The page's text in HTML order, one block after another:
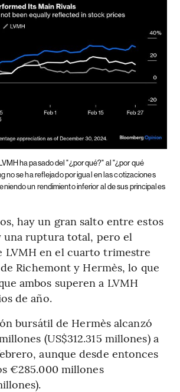
ha pasado del "¿por qué?" al "¿por qué
no se ha reflejado por igual en las cotizaciones
un rendimiento inferior al de sus principales
hay un gran salto entre estos
una ruptura total, pero el
LVMH en el cuarto trimestre
Richemont y Hermès, lo que
ambos superen a LVMH
de año.
bursátil de Hermès alcanzó
(US$312.315 millones) a
aunque desde entonces
€285.000 millones